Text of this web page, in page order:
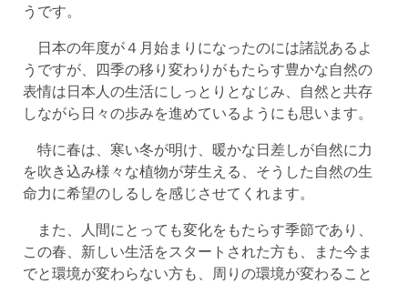
うです。
日本の年度が４月始まりになったのには諸説あるよ
うですが、四季の移り変わりがもたらす豊かな自然の
表情は日本人の生活にしっとりとなじみ、自然と共存
しながら日々の歩みを進めているようにも思います。
特に春は、寒い冬が明け、暖かな日差しが自然に力
を吹き込み様々な植物が芽生える、そうした自然の生
命力に希望のしるしを感じさせてくれます。
また、人間にとっても変化をもたらす季節であり、
この春、新しい生活をスタートされた方も、また今ま
でと環境が変わらない方も、周りの環境が変わること